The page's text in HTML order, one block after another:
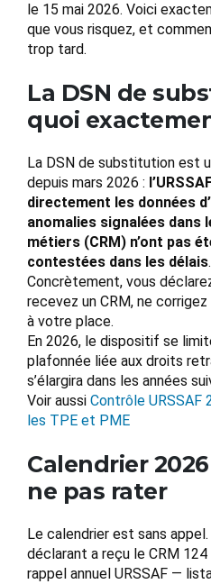
le 15 mai 2026. Voici
que vous risquez, et
trop tard.
La DSN de
quoi
La DSN de substitution est
depuis mars 2026 :
directement les données
anomalies signalées dans
métiers (CRM) n’ont pas
contestées dans les délais.
Concrètement, vous
recevez un CRM, ne
à votre place.
En 2026, le dispositif se
plafonnée liée aux droits
s’élargira dans les années
Voir aussi Contrôle URSSAF
les TPE et PME
Calendrier
ne pas rater
Le calendrier est sans
déclarant a reçu le CRM
rappel annuel URSSAF —